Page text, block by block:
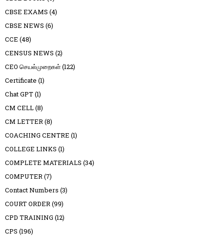
CBSE EXAMS (4)
CBSE NEWS (6)
CCE (48)
CENSUS NEWS (2)
CEO செயல்முறைகள்(122)
Certificate (1)
Chat GPT(1)
CM CELL(8)
CM LETTER(8)
COACHING CENTRE (1)
COLLEGE LINKS (1)
COMPLETE MATERIALS (34)
COMPUTER(7)
Contact Numbers (3)
COURT ORDER(99)
CPD TRAINING (12)
CPS (196)